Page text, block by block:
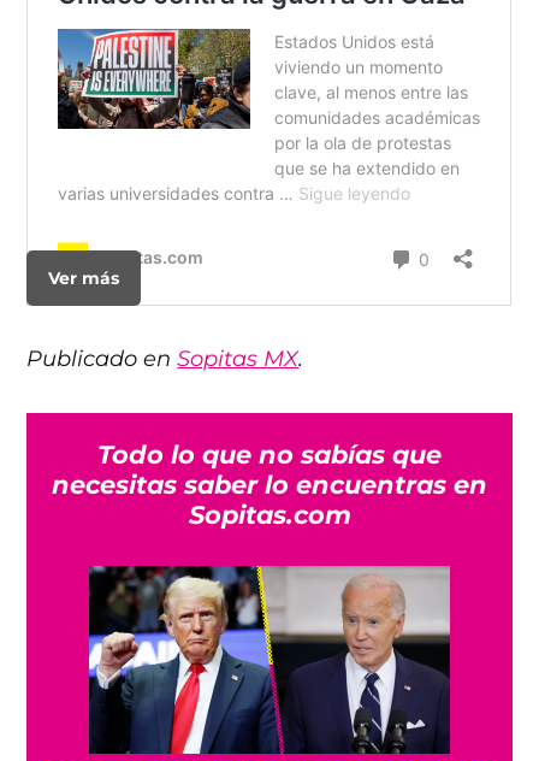
Ver más
Publicado enSopitas MX.
Todo lo que no sabías que
necesitas saber lo encuentras en
Sopitas.com